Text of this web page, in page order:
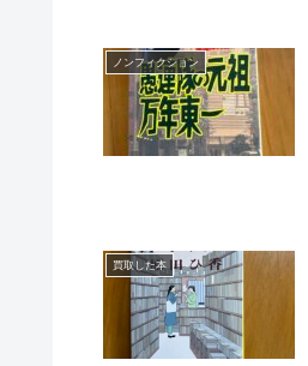
ノンフィクション
買取した本